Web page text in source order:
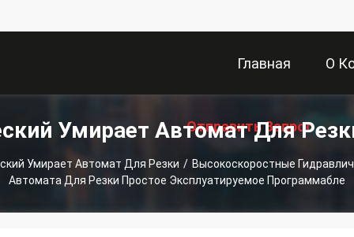
Главная
Страница
О
Отправить Запрос
Умирает Автомат Для
Умирает Автомат Для Резки / Высокоскоростные
Автомата Для Резки Простое Эксплуатируемое Программабле